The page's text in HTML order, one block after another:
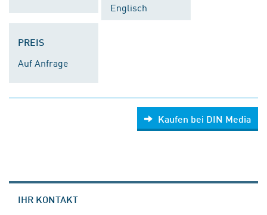
Englisch
PREIS
Auf Anfrage
Kaufen bei DIN Media
IHR KONTAKT